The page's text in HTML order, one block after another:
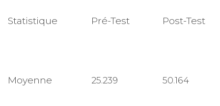
Statistique Pré-Test Post-Test
Moyenne 25.239 50.164